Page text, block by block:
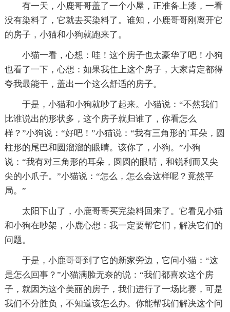
有一天，小鹿哥哥盖了一个小屋，正准备上漆，一看
没有染料了，它就去买染料了。谁知，小鹿哥哥刚离开它
的房子，小猫和小狗就跑来了。
小猫一看，心想：哇！这个房子也太豪华了吧！小狗
也看了一下，心想：如果我住上这个房子，大家肯定都得
夸我最能干，盖出一个这么舒适的房子。
于是，小猫和小狗就吵了起来。小猫说：“不然我们
比谁说出的形状多，这个房子就归谁了，你看怎么
样？”小狗说：“好吧！”小猫说：“我有三角形的`耳朵，圆
柱形的尾巴和圆溜溜的眼睛。该你了，小狗。”小狗
说：“我有对三角形的耳朵，圆圆的眼睛，和锐利而又尖
尖的小爪子。”小猫说：“怎么，怎么会这样呢？竟然平
局。”
太阳下山了，小鹿哥哥买完染料回来了。它看见小猫
和小狗在吵架，小鹿心想：我一定要帮它们，解决它们的
问题。
于是，小鹿哥哥到了它的新家旁边，它问小猫：“这
是怎么回事？”小猫满脸无奈的说：“我们都喜欢这个房
子，就因为这个美丽的房子，我们进行了一场比赛，可是
我们不分胜负，不知道该怎么办。你能帮我们解决这个问